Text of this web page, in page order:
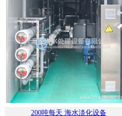
200吨每天 海水淡化设备